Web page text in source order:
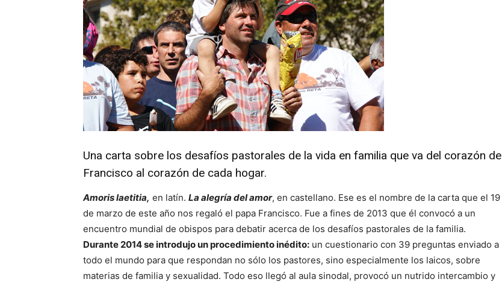
Una carta sobre los desafíos pastorales de la vida en familia que va del corazón de
Francisco al corazón de cada hogar.
Amoris laetitia, en latín. La alegría del amor, en castellano. Ese es el nombre de la carta que el 19
de marzo de este año nos regaló el papa Francisco. Fue a fines de 2013 que él convocó a un
encuentro mundial de obispos para debatir acerca de los desafíos pastorales de la familia.
Durante 2014 se introdujo un procedimiento inédito: un cuestionario con 39 preguntas enviado a
todo el mundo para que respondan no sólo los pastores, sino especialmente los laicos, sobre
materias de familia y sexualidad. Todo eso llegó al aula sinodal, provocó un nutrido intercambio y